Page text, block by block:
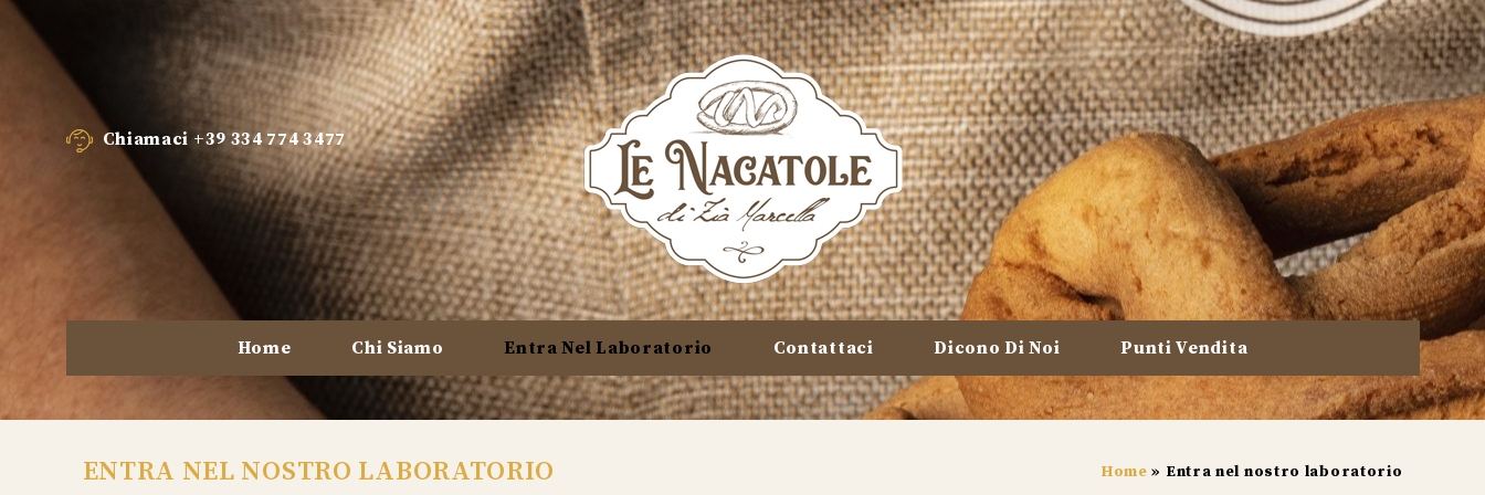
Chiamaci +39 334 774 3477
Home Chi Siamo Entra Nel Laboratorio Contattaci Dicono Di Noi Punti Vendita
ENTRA NEL NOSTRO LABORATORIO Home » Entra nel nostro laboratorio